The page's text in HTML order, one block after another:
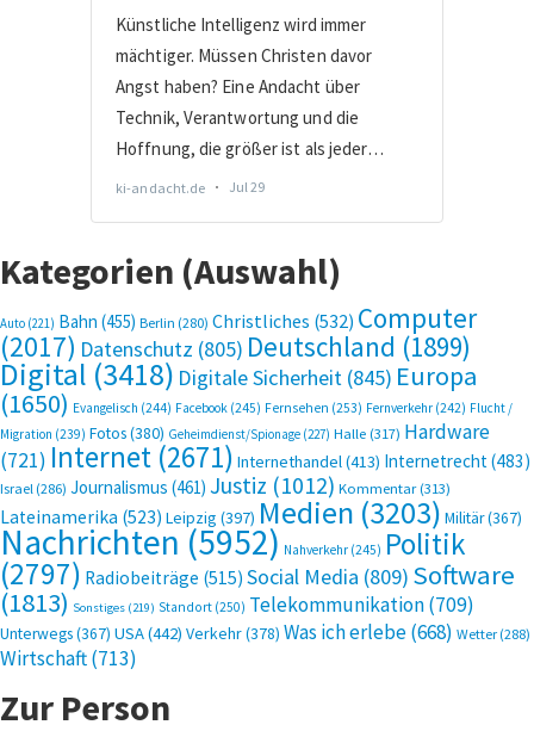
Kategorien (Auswahl)
Auto (221) Bahn (455) Berlin (280) Christliches (532) Computer
(2017) Datenschutz (805) Deutschland (1899)
Digital (3418) Digitale Sicherheit (845) Europa
(1650) Evangelisch (244) Facebook (245) Fernsehen (253) Fernverkehr (242) Flucht /
Migration (239) Fotos(380) Geheimdienst/Spionage (227) Halle(317) Hardware
(721) Internet (2671) Internethandel(413) Internetrecht(483)
Israel (286) Journalismus (461) Justiz (1012) Kommentar(313)
Lateinamerika (523) Leipzig (397) Medien (3203) Militär(367)
Nachrichten(5952) Nahverkehr (245) Politik
(2797) Radiobeiträge (515) Social Media (809) Software
(1813) Sonstiges (219) Standort (250) Telekommunikation(709)
Unterwegs(367) USA(442) Verkehr(378) Was ich erlebe(668) Wetter (288)
Wirtschaft(713)
Zur Person